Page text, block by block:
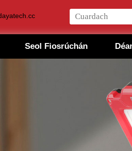
Seol Fiosrúchán